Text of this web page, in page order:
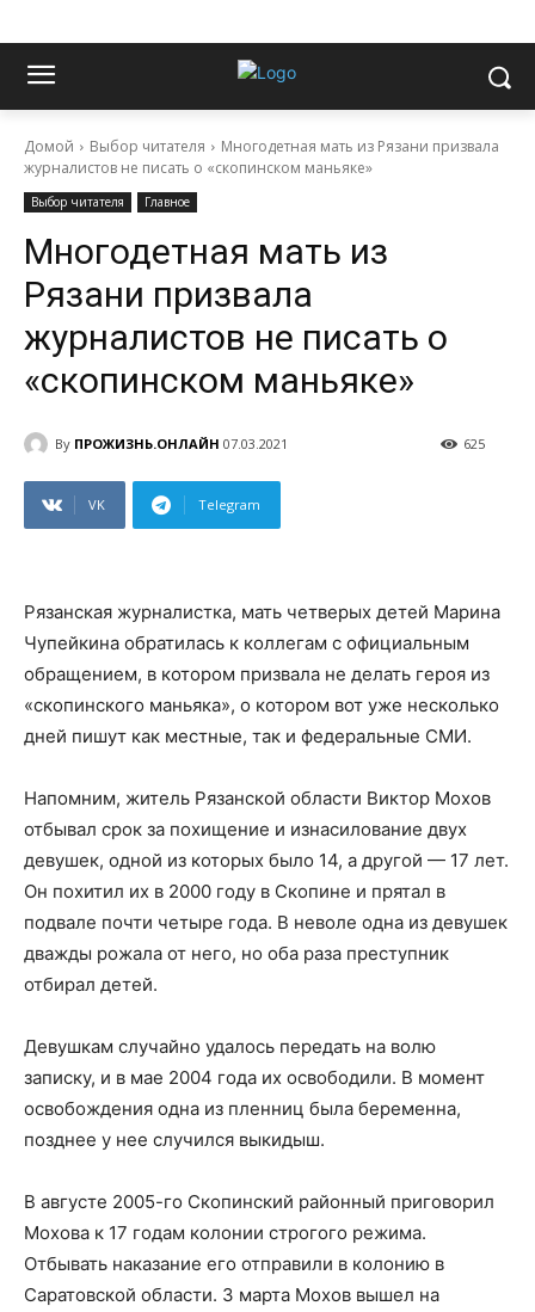
Домой Выбор читателя
Многодетная мать из Рязани призвала
журналистов не писать о «скопинском маньяке»
Выбор читателя Главное
Многодетная мать из
Рязани призвала
журналистов не писать о
«скопинском маньяке»
By ПРОЖИЗНЬ.ОНЛАЙН 07.03.2021 625
VK Telegram
Рязанская журналистка, мать четверых детей Марина
Чупейкина обратилась к коллегам с официальным
обращением, в котором призвала не делать героя из
«скопинского маньяка», о котором вот уже несколько
дней пишут как местные, так и федеральные СМИ.
Напомним, житель Рязанской области Виктор Мохов
отбывал срок за похищение и изнасилование двух
девушек, одной из которых было 14, а другой — 17 лет.
Он похитил их в 2000 году в Скопине и прятал в
подвале почти четыре года. В неволе одна из девушек
дважды рожала от него, но оба раза преступник
отбирал детей.
Девушкам случайно удалось передать на волю
записку, и в мае 2004 года их освободили. В момент
освобождения одна из пленниц была беременна,
позднее у нее случился выкидыш.
В августе 2005-го Скопинский районный приговорил
Мохова к 17 годам колонии строгого режима.
Отбывать наказание его отправили в колонию в
Саратовской области. 3 марта Мохов вышел на